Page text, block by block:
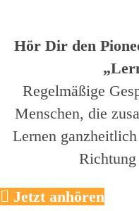
Hör Dir den
Regelmäßige
Menschen, die
Lernen
Jetzt anhören